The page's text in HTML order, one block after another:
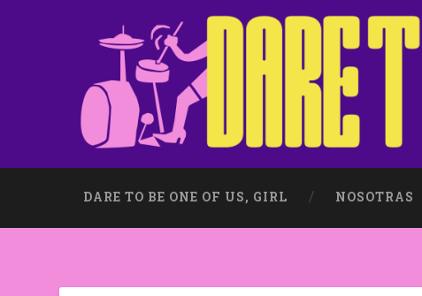
DARE TO BE ONE OF US, GIRL NOSOTRAS